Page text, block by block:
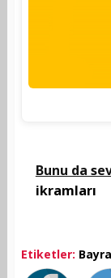
Bunu da
ikramları
Etiketler: